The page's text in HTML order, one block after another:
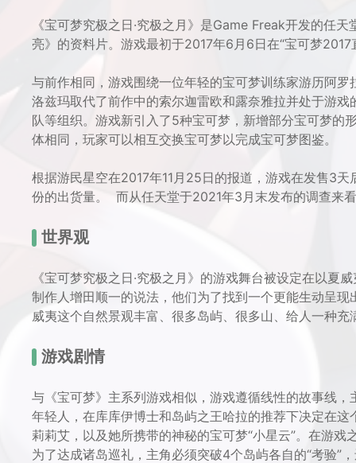
《宝可梦究极之日·究极之月》是Game Freak开发的任
亮》的资料片。游戏最初于2017年6月6日在“宝可梦
与前作相同，游戏围绕一位年轻的宝可梦训练家游历阿
洛兹玛取代了前作中的索尔迦雷欧和露奈雅拉并处于游
队等组织。游戏新引入了5种宝可梦，新增部分宝可梦的
体相同，玩家可以相互交换宝可梦以完成宝可梦图鉴。
根据游民星空在2017年11月25日的报道，游戏在发售3
份的出货量。 而从任天堂于2021年3月末发布的调查来
世界观
《宝可梦究极之日·究极之月》的游戏舞台被设定在以
制作人增田顺一的说法，他们为了找到一个更能生动呈
威夷这个自然景观丰富、很多岛屿、很多山、给人一种
游戏剧情
与《宝可梦》主系列游戏相似，游戏遵循线性的故事线
年轻人，在库库伊博士和岛屿之王哈拉的推荐下决定在
莉莉艾，以及她所携带的神秘的宝可梦“小星云”。在游
为了达成诸岛巡礼，主角必须突破4个岛屿各自的“考验”